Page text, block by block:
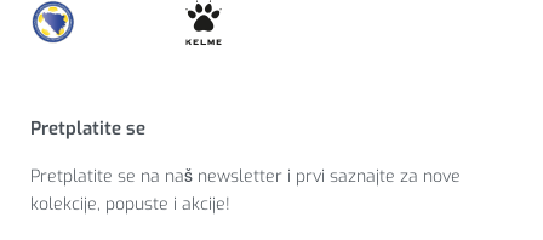
Pretplatite se
Pretplatite se na naš newsletter i prvi saznajte za nove
kolekcije, popuste i akcije!